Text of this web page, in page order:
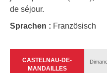
de séjour.
Sprachen : Französisch